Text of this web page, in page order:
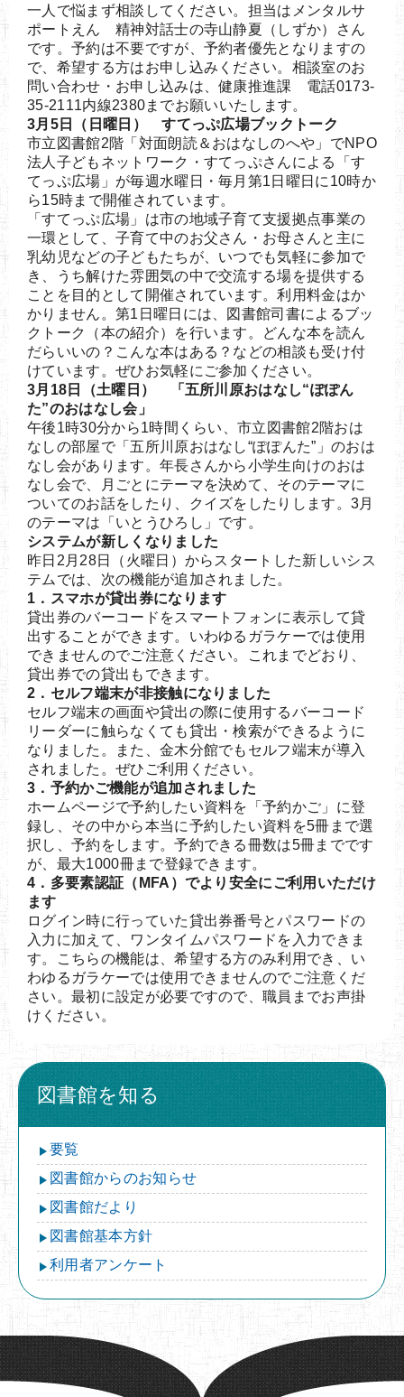
一人で悩まず相談してください。担当はメンタルサ
ポートえん 精神対話士の寺山静夏（しずか）さん
です。予約は不要ですが、予約者優先となりますの
で、希望する方はお申し込みください。相談室のお
問い合わせ・お申し込みは、健康推進課 電話0173-
35-2111内線2380までお願いいたします。
3月5日（日曜日） すてっぷ広場ブックトーク
市立図書館2階「対面朗読＆おはなしのへや」でNPO
法人子どもネットワーク・すてっぷさんによる「す
てっぷ広場」が毎週水曜日・毎月第1日曜日に10時か
ら15時まで開催されています。
「すてっぷ広場」は市の地域子育て支援拠点事業の
一環として、子育て中のお父さん・お母さんと主に
乳幼児などの子どもたちが、いつでも気軽に参加で
き、うち解けた雰囲気の中で交流する場を提供する
ことを目的として開催されています。利用料金はか
かりません。第1日曜日には、図書館司書によるブッ
クトーク（本の紹介）を行います。どんな本を読ん
だらいいの？こんな本はある？などの相談も受け付
けています。ぜひお気軽にご参加ください。
3月18日（土曜日） 「五所川原おはなし“ぽぽん
た”のおはなし会」
午後1時30分から1時間くらい、市立図書館2階おは
なしの部屋で「五所川原おはなし“ぽぽんた”」のおは
なし会があります。年長さんから小学生向けのおは
なし会で、月ごとにテーマを決めて、そのテーマに
ついてのお話をしたり、クイズをしたりします。3月
のテーマは「いとうひろし」です。
システムが新しくなりました
昨日2月28日（火曜日）からスタートした新しいシス
テムでは、次の機能が追加されました。
1．スマホが貸出券になります
貸出券のバーコードをスマートフォンに表示して貸
出することができます。いわゆるガラケーでは使用
できませんのでご注意ください。これまでどおり、
貸出券での貸出もできます。
2．セルフ端末が非接触になりました
セルフ端末の画面や貸出の際に使用するバーコード
リーダーに触らなくても貸出・検索ができるように
なりました。また、金木分館でもセルフ端末が導入
されました。ぜひご利用ください。
3．予約かご機能が追加されました
ホームページで予約したい資料を「予約かご」に登
録し、その中から本当に予約したい資料を5冊まで選
択し、予約をします。予約できる冊数は5冊までです
が、最大1000冊まで登録できます。
4．多要素認証（MFA）でより安全にご利用いただけ
ます
ログイン時に行っていた貸出券番号とパスワードの
入力に加えて、ワンタイムパスワードを入力できま
す。こちらの機能は、希望する方のみ利用でき、い
わゆるガラケーでは使用できませんのでご注意くだ
さい。最初に設定が必要ですので、職員までお声掛
けください。
図書館を知る
要覧
図書館からのお知らせ
図書館だより
図書館基本方針
利用者アンケート